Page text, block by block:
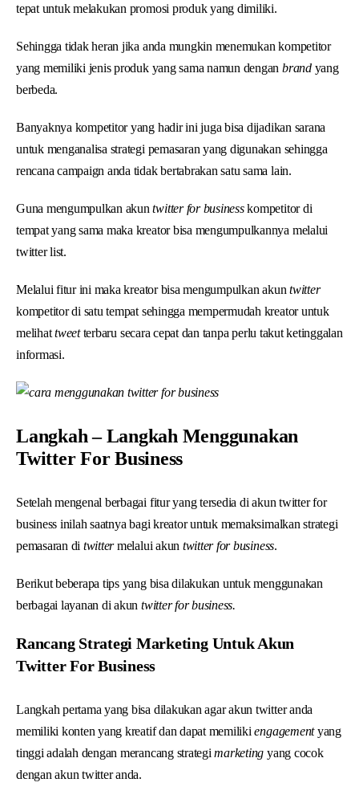
tepat untuk melakukan promosi produk yang dimiliki.
Sehingga tidak heran jika anda mungkin menemukan kompetitor
yang memiliki jenis produk yang sama namun denganbrandyang
berbeda.
Banyaknya kompetitor yang hadir ini juga bisa dijadikan sarana
untuk menganalisa strategi pemasaran yang digunakan sehingga
rencana campaign anda tidak bertabrakan satu sama lain.
Guna mengumpulkan akuntwitter for businesskompetitor di
tempat yang sama maka kreator bisa mengumpulkannya melalui
twitter list.
Melalui fitur ini maka kreator bisa mengumpulkan akun twitter
kompetitor di satu tempat sehingga mempermudah kreator untuk
melihattweetterbaru secara cepat dan tanpa perlu takut ketinggalan
informasi.
Langkah – Langkah Menggunakan
Twitter For Business
Setelah mengenal berbagai fitur yang tersedia di akun twitter for
business inilah saatnya bagi kreator untuk memaksimalkan strategi
pemasaran di twittermelalui akun twitter for business.
Berikut beberapa tips yang bisa dilakukan untuk menggunakan
berbagai layanan di akun twitter for business.
Rancang Strategi Marketing Untuk Akun
Twitter For Business
Langkah pertama yang bisa dilakukan agar akun twitter anda
memiliki konten yang kreatif dan dapat memiliki engagementyang
tinggi adalah dengan merancang strategimarketingyang cocok
dengan akun twitter anda.